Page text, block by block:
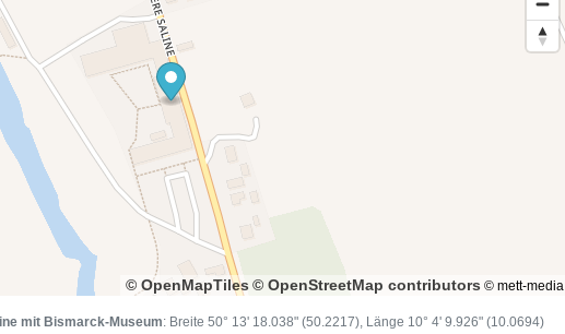
© OpenMapTiles © OpenStreetMap contributors © mett-media
mit Bismarck-Museum: Breite 50° 13' 18.038" (50.2217), Länge 10° 4' 9.926" (10.0694)